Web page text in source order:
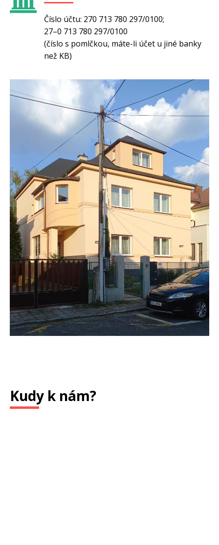
Číslo účtu: 270 713 780 297/0100;
27–0 713 780 297/0100
(číslo s pomlčkou, máte-li účet u jiné banky
než KB)
Kudy k nám?